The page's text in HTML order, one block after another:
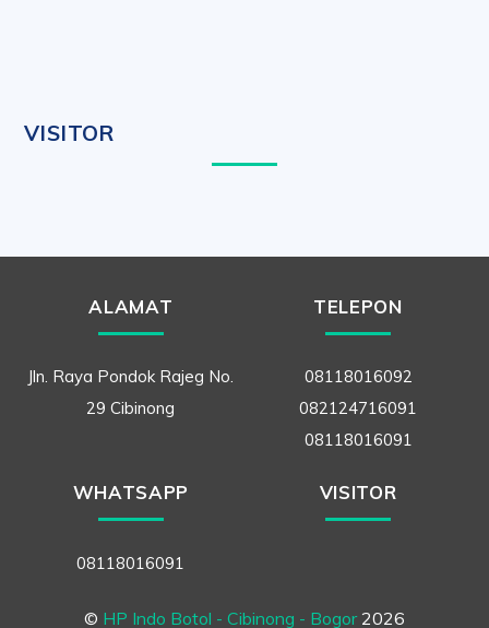
VISITOR
ALAMAT
Jln. Raya Pondok Rajeg No.
29 Cibinong
TELEPON
08118016092
082124716091
08118016091
WHATSAPP
08118016091
VISITOR
© HP Indo Botol - Cibinong - Bogor2026